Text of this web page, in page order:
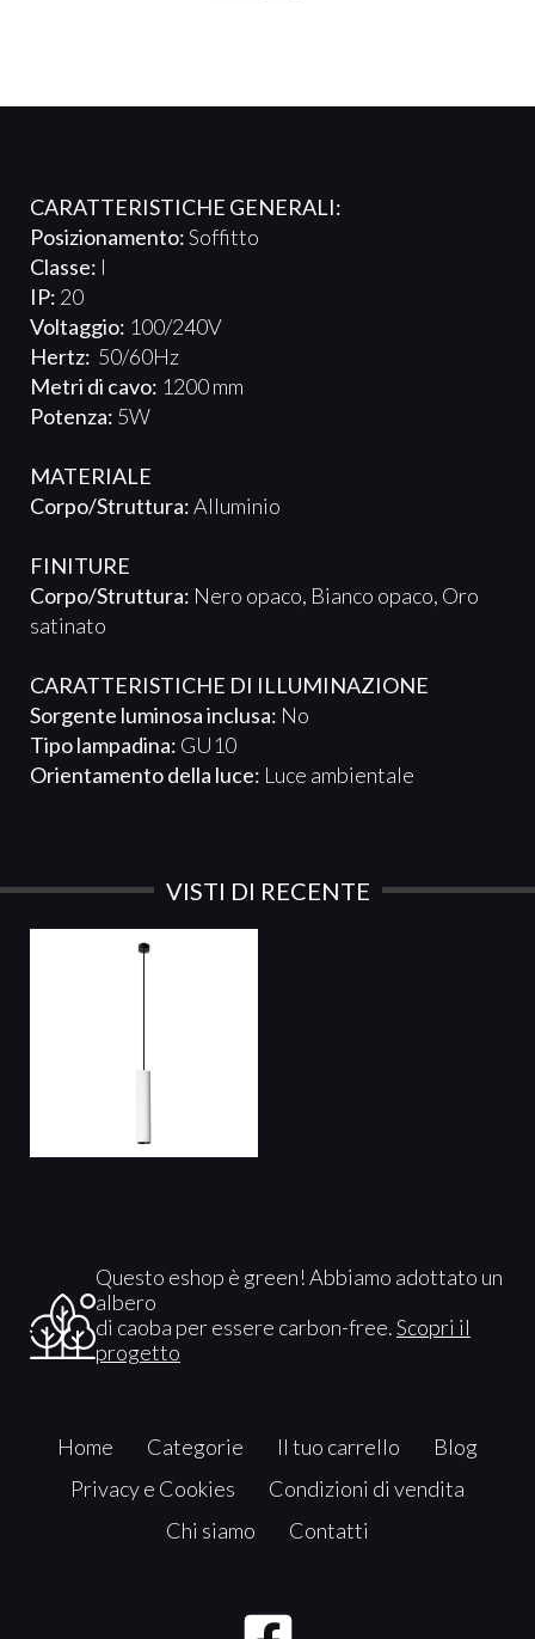
CARATTERISTICHE GENERALI:
Posizionamento:Soffitto
Classe: I
IP: 20
Voltaggio: 100/240V
Hertz: 50/60Hz
Metri di cavo: 1200 mm
Potenza: 5W
MATERIALE
Corpo/Struttura:Alluminio
FINITURE
Corpo/Struttura: Nero opaco, Bianco opaco, Oro
satinato
CARATTERISTICHE DI ILLUMINAZIONE
Sorgente luminosa inclusa: No
Tipo lampadina: GU10
Orientamento della luce: Luce ambientale
VISTI DI RECENTE
Questo eshop è green! Abbiamo adottato un
albero
di caoba per essere carbon-free.Scopri il
progetto
Home Categorie Il tuo carrello
Blog
Privacy e Cookies
Condizioni di vendita
Chi siamo
Contatti